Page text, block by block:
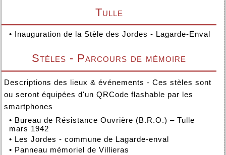
Tulle
• Inauguration de la Stèle des Jordes - Lagarde-Enval
Stèles - Parcours de mémoire
Descriptions des lieux & événements - Ces stèles sont
ou seront équipées d'un QRCode flashable par les
smartphones
• Bureau de Résistance Ouvrière (B.R.O.) – Tulle
mars 1942
• Les Jordes - commune de Lagarde-enval
• Panneau mémoriel de Villieras